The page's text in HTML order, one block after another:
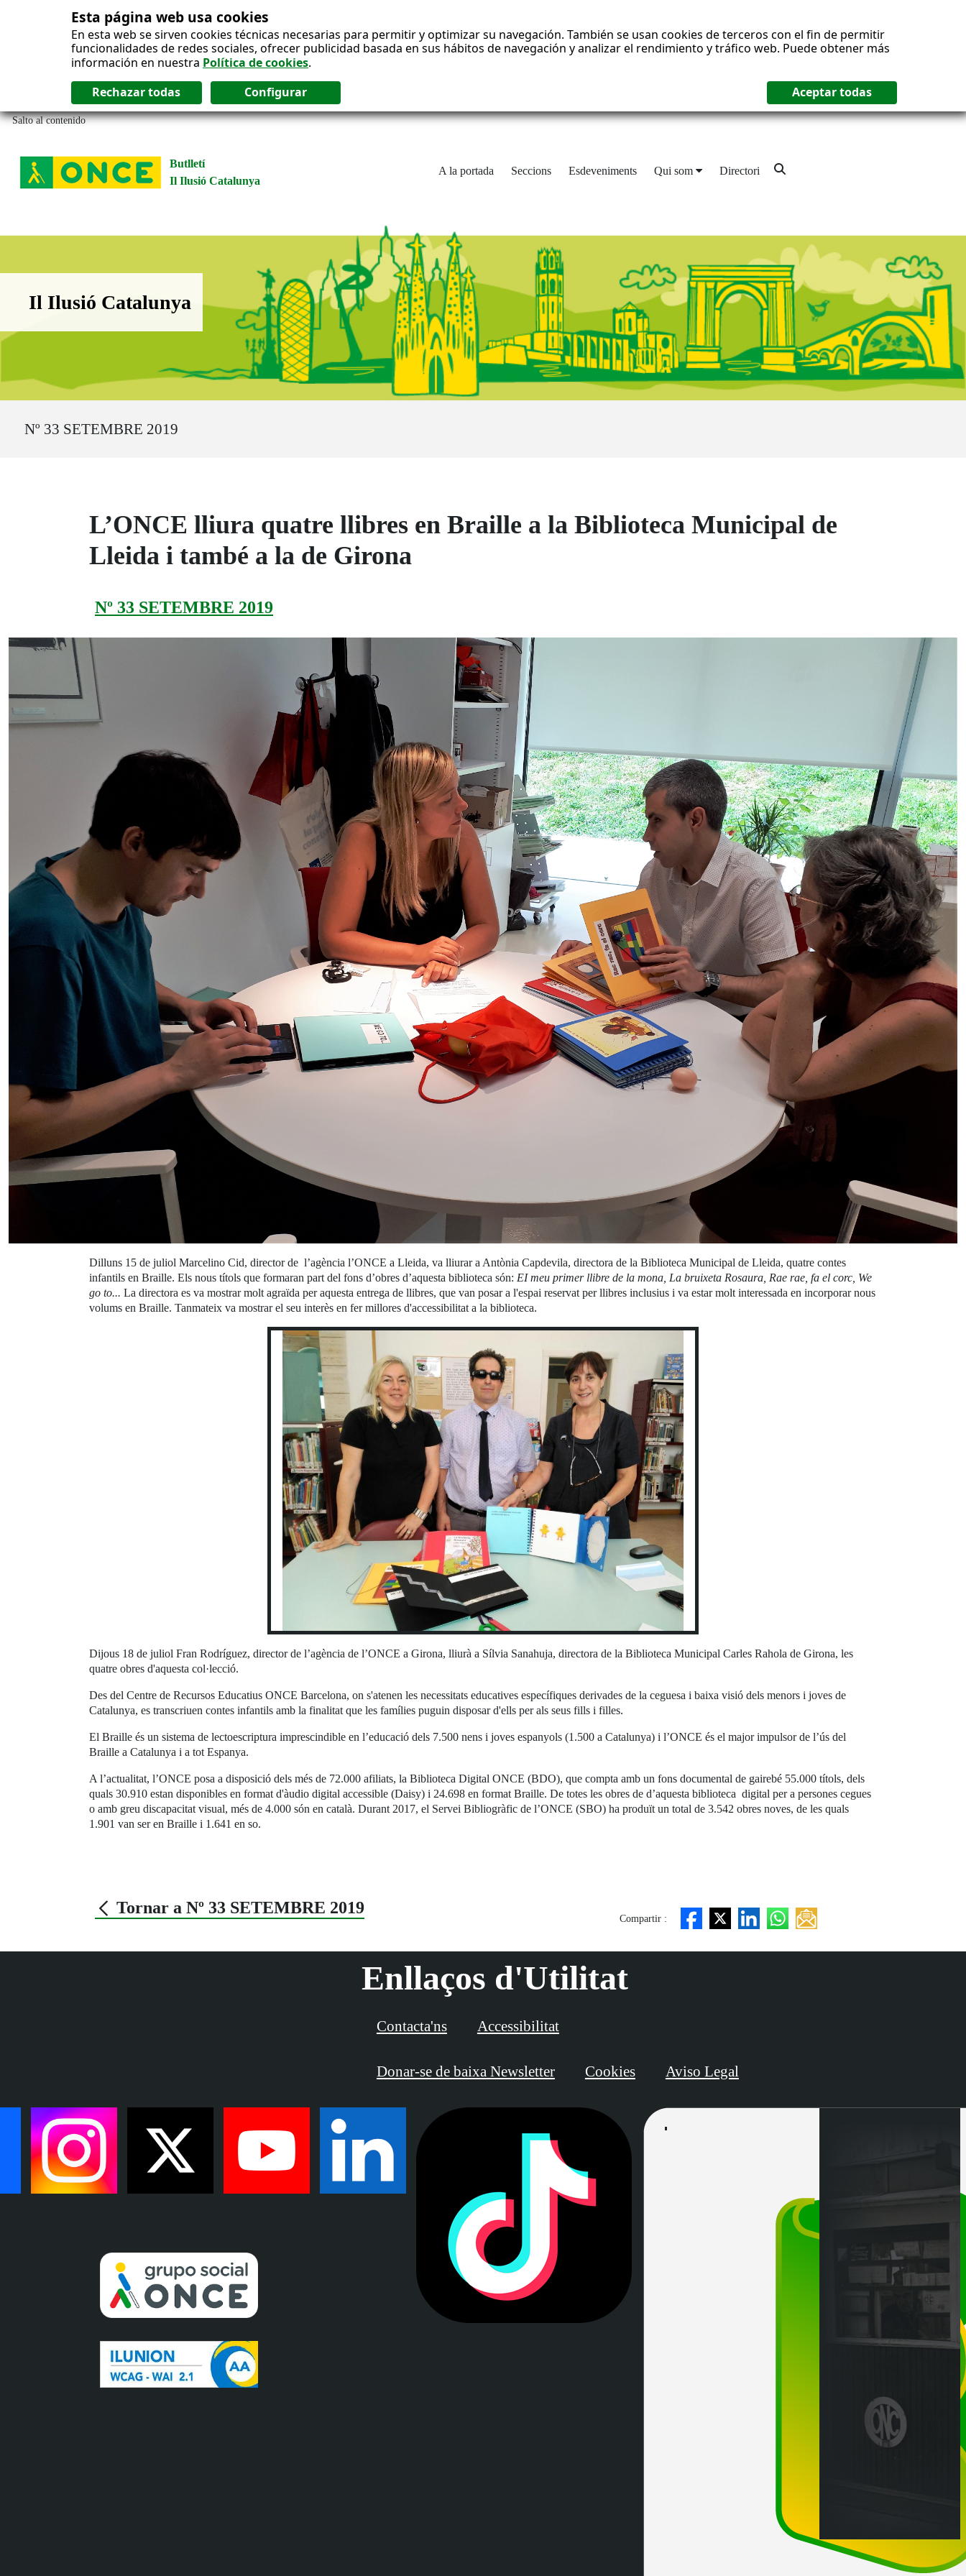
Esta página web usa cookies
En esta web se sirven cookies técnicas necesarias para permitir y optimizar su navegación. También se usan cookies de terceros con el fin de permitir
funcionalidades de redes sociales, ofrecer publicidad basada en sus hábitos de navegación y analizar el rendimiento y tráfico web. Puede obtener más
información en nuestra Política de cookies.
Salto al contenido
Butlletí
Il Ilusió Catalunya
A la portada Seccions Esdeveniments Qui som Directori
Boletín Il·lusió Catalunya
Il Ilusió Catalunya
Nº 33 SETEMBRE 2019
L’ONCE lliura quatre llibres en Braille a la Biblioteca Municipal de
Lleida i també a la de Girona
Nº 33 SETEMBRE 2019
Dilluns 15 de juliol Marcelino Cid, director de l’agència l’ONCE a Lleida, va lliurar a Antònia Capdevila, directora de la Biblioteca Municipal de Lleida, quatre contes
infantils en Braille. Els nous títols que formaran part del fons d’obres d’aquesta biblioteca són: EI meu primer llibre de la mona, La bruixeta Rosaura, Rae rae, fa el corc, We
go to... La directora es va mostrar molt agraïda per aquesta entrega de llibres, que van posar a l'espai reservat per llibres inclusius i va estar molt interessada en incorporar nous
volums en Braille. Tanmateix va mostrar el seu interès en fer millores d'accessibilitat a la biblioteca.
Dijous 18 de juliol Fran Rodríguez, director de l’agència de l’ONCE a Girona, lliurà a Sílvia Sanahuja, directora de la Biblioteca Municipal Carles Rahola de Girona, les
quatre obres d'aquesta col·lecció.
Des del Centre de Recursos Educatius ONCE Barcelona, on s'atenen les necessitats educatives específiques derivades de la ceguesa i baixa visió dels menors i joves de
Catalunya, es transcriuen contes infantils amb la finalitat que les famílies puguin disposar d'ells per als seus fills i filles.
El Braille és un sistema de lectoescriptura imprescindible en l’educació dels 7.500 nens i joves espanyols (1.500 a Catalunya) i l’ONCE és el major impulsor de l’ús del
Braille a Catalunya i a tot Espanya.
A l’actualitat, l’ONCE posa a disposició dels més de 72.000 afiliats, la Biblioteca Digital ONCE (BDO), que compta amb un fons documental de gairebé 55.000 títols, dels
quals 30.910 estan disponibles en format d'àudio digital accessible (Daisy) i 24.698 en format Braille. De totes les obres de d’aquesta biblioteca digital per a persones cegues
o amb greu discapacitat visual, més de 4.000 són en català. Durant 2017, el Servei Bibliogràfic de l’ONCE (SBO) ha produït un total de 3.542 obres noves, de les quals
1.901 van ser en Braille i 1.641 en so.
Tornar a Nº 33 SETEMBRE 2019
Compartir :
Enllaços d'Utilitat
Contacta'ns Accessibilitat
Donar-se de baixa Newsletter Cookies Aviso Legal